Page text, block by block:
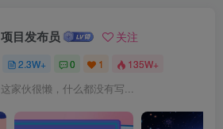
项目发布员 关注
2.3W+ 0 1 135W+
这家伙很懒，什么都没有写...